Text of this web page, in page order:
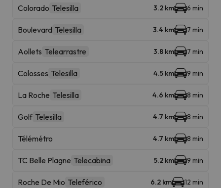
Colorado Telesilla 3.2 km 6 min
Boulevard Telesilla 3.4 km 7 min
Aollets Telearrastre 3.8 km 7 min
Colosses Telesilla 4.5 km 9 min
La Roche Telesilla 4.6 km 8 min
Golf Telesilla 4.7 km 8 min
Télémétro 4.7 km 8 min
TC Belle Plagne Telecabina 5.2 km 9 min
Roche De Mio Teleférico 6.2 km 12 min